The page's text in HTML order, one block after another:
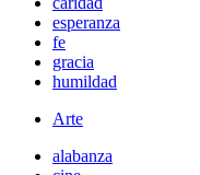
esperanza
fe
gracia
humildad
Arte
alabanza